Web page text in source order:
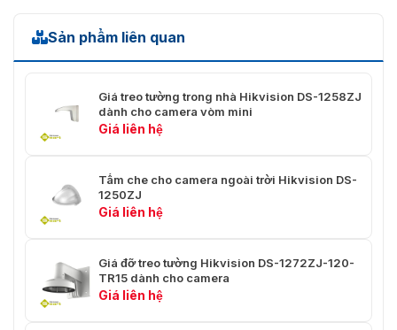
Hộp nối tiếp điểm Hikvision DS-1280ZJ-DM18
Vui lòng liên hệ với chúng tôi qua số điện thoại
093.6611.372 để được hỗ trợ tốt nhất. Chúng tôi sẵn
cấp tư vấn miễn phí về mọi vấn đề liên quan.
Sản phẩm liên quan
Giá treo tường trong nhà Hikvision DS-1258ZJ
dành cho camera vòm mini
Giá liên hệ
Tấm che cho camera ngoài trời Hikvision DS-
1250ZJ
Giá liên hệ
Giá đỡ treo tường Hikvision DS-1272ZJ-120-
TR15 dành cho camera
Giá liên hệ